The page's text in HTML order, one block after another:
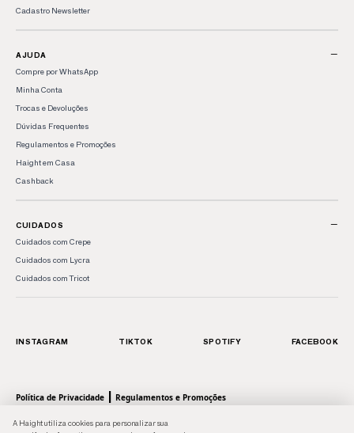
A Haight utiliza cookies para personalizar sua
Cadastro Newsletter
AJUDA −
Compre por WhatsApp
Minha Conta
Trocas e Devoluções
Dúvidas Frequentes
Regulamentos e Promoções
Haight em Casa
Cashback
CUIDADOS −
Cuidados com Crepe
Cuidados com Lycra
Cuidados com Tricot
INSTAGRAM TIKTOK SPOTIFY FACEBOOK
Política de Privacidade | Regulamentos e Promoções
© 2026 HAIGHT, marca da Shoulder S.A. - Todos os direitos reservados.| Rua Anhaia, 411
- Bom Retiro, SP - 01130-000 | CNPJ: 43.470566/0001-90